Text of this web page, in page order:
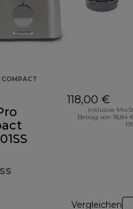
COMPACT
118,00 €
Inklusive
Betrag von 18,84
Vergleichen